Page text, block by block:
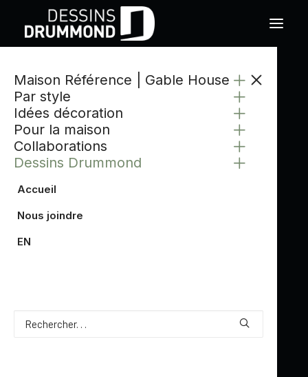
Maison Référence | Gable House
Par style
Idées décoration
Pour la maison
Collaborations
Dessins Drummond
Accueil
Nous joindre
EN